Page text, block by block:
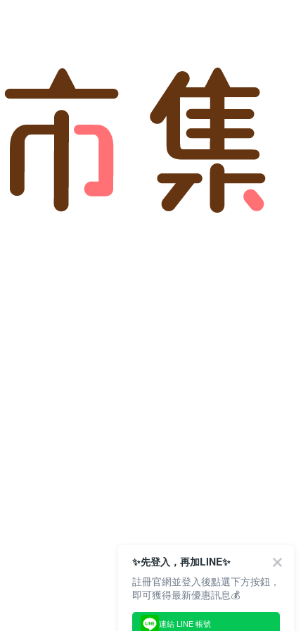
✨先登入，再加LINE✨
註冊官網並登入後點選下方按鈕，
即可獲得最新優惠訊息💰
連結 LINE 帳號